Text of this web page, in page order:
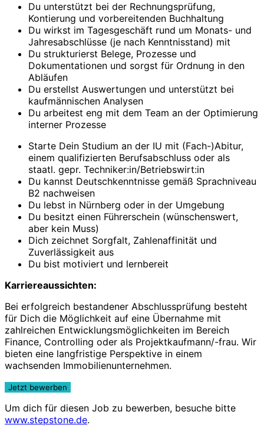
Du unterstützt bei der Rechnungsprüfung,
Kontierung und vorbereitenden Buchhaltung
Du wirkst im Tagesgeschäft rund um Monats- und
Jahresabschlüsse (je nach Kenntnisstand) mit
Du strukturierst Belege, Prozesse und
Dokumentationen und sorgst für Ordnung in den
Abläufen
Du erstellst Auswertungen und unterstützt bei
kaufmännischen Analysen
Du arbeitest eng mit dem Team an der Optimierung
interner Prozesse
Starte Dein Studium an der IU mit (Fach-)Abitur,
einem qualifizierten Berufsabschluss oder als
staatl. gepr. Techniker:in/Betriebswirt:in
Du kannst Deutschkenntnisse gemäß Sprachniveau
B2 nachweisen
Du lebst in Nürnberg oder in der Umgebung
Du besitzt einen Führerschein (wünschenswert,
aber kein Muss)
Dich zeichnet Sorgfalt, Zahlenaffinität und
Zuverlässigkeit aus
Du bist motiviert und lernbereit
Karriereaussichten:
Bei erfolgreich bestandener Abschlussprüfung besteht
für Dich die Möglichkeit auf eine Übernahme mit
zahlreichen Entwicklungsmöglichkeiten im Bereich
Finance, Controlling oder als Projektkaufmann/-frau. Wir
bieten eine langfristige Perspektive in einem
wachsenden Immobilienunternehmen.
Um dich für diesen Job zu bewerben, besuche bitte
www.stepstone.de.